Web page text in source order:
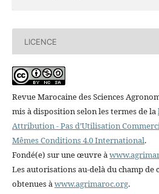
LICENCE
Revue Marocaine des Sciences
mis à disposition selon les termes de la
Attribution - Pas d’Utilisation
Mêmes Conditions 4.0 International.
Fondé(e) sur une œuvre à
Les autorisations au-delà du champ de
obtenues àwww.agrimaroc.org.